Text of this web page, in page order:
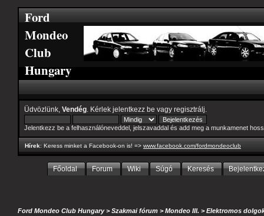
Ford
Mondeo
Club
Hungary
Üdvözlünk, Vendég . Kérlek jelentkezz be vagy regisztrálj
Jelentkezz be a felhasználóneveddel, jelszavaddal és add meg a munkamenet
Hírek: Keress minket a Facebook-on is! => www.facebook.com/fordmondeoclub
Főoldal Forum Wiki Súgó Keresés
Ford Mondeo Club Hungary>Szakmai fórum >Mondeo III. >Elektromos